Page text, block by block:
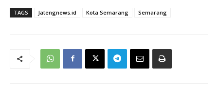
TAGS Jatengnews.id Kota Semarang Semarang